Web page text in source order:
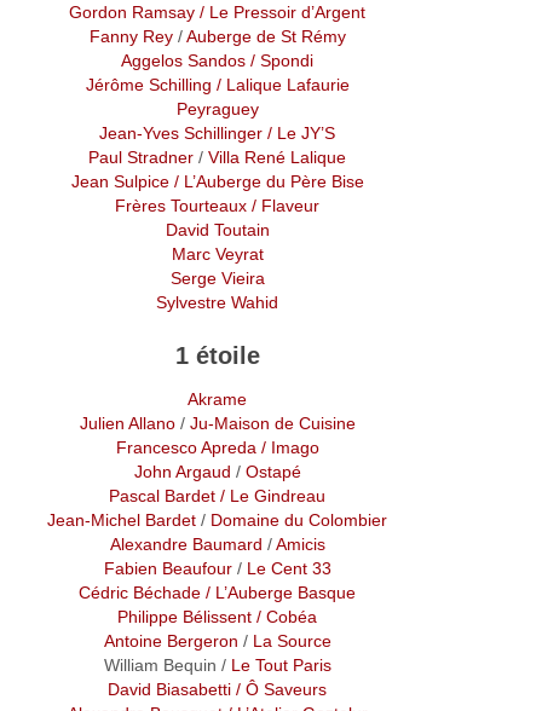
Gordon Ramsay / Le Pressoir d’Argent
Fanny Rey/Auberge de St Rémy
Aggelos Sandos / Spondi
Jérôme Schilling / Lalique Lafaurie
Peyraguey
Jean-Yves Schillinger / Le JY’S
Paul Stradner /Villa René Lalique
Jean Sulpice/ L’Auberge du Père Bise
Frères Tourteaux / Flaveur
David Toutain
Marc Veyrat
Serge Vieira
Sylvestre Wahid
1 étoile
Akrame
Julien Allano/ Ju-Maison de Cuisine
Francesco Apreda / Imago
John Argaud / Ostapé
Pascal Bardet/ Le Gindreau
Jean-Michel Bardet / Domaine du Colombier
Alexandre Baumard /Amicis
Fabien Beaufour/ Le Cent 33
Cédric Béchade / L’Auberge Basque
Philippe Bélissent / Cobéa
Antoine Bergeron / La Source
William Bequin /Le Tout Paris
David Biasabetti / Ô Saveurs